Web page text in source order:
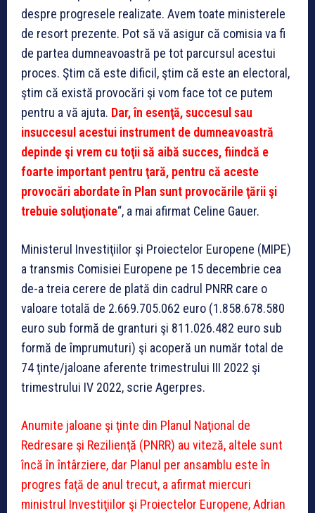
despre progresele realizate. Avem toate ministerele
de resort prezente. Pot să vă asigur că comisia va fi
de partea dumneavoastră pe tot parcursul acestui
proces. Ştim că este dificil, ştim că este an electoral,
ştim că există provocări şi vom face tot ce putem
pentru a vă ajuta. Dar, în esenţă, succesul sau
insuccesul acestui instrument de dumneavoastră
depinde şi vrem cu toţii să aibă succes, fiindcă e
foarte important pentru ţară, pentru că aceste
provocări abordate în Plan sunt provocările ţării şi
trebuie soluţionate“, a mai afirmat Celine Gauer.
Ministerul Investiţiilor şi Proiectelor Europene (MIPE)
a transmis Comisiei Europene pe 15 decembrie cea
de-a treia cerere de plată din cadrul PNRR care o
valoare totală de 2.669.705.062 euro (1.858.678.580
euro sub formă de granturi şi 811.026.482 euro sub
formă de împrumuturi) şi acoperă un număr total de
74 ţinte/jaloane aferente trimestrului III 2022 şi
trimestrului IV 2022, scrie Agerpres.
Anumite jaloane şi ţinte din Planul Naţional de
Redresare şi Rezilienţă (PNRR) au viteză, altele sunt
încă în întârziere, dar Planul per ansamblu este în
progres faţă de anul trecut, a afirmat miercuri
ministrul Investiţiilor şi Proiectelor Europene, Adrian